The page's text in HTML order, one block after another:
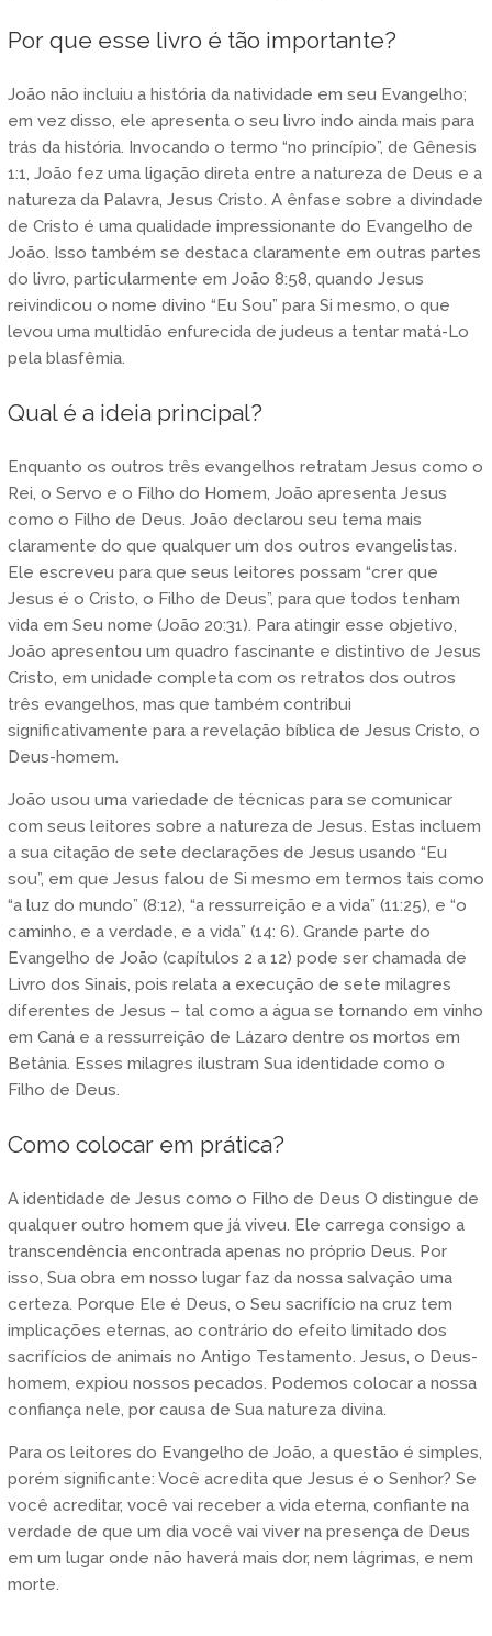
Por que esse livro é tão importante?
João não incluiu a história da natividade em seu Evangelho;
em vez disso, ele apresenta o seu livro indo ainda mais para
trás da história. Invocando o termo “no princípio”, de Gênesis
1:1, João fez uma ligação direta entre a natureza de Deus e a
natureza da Palavra, Jesus Cristo. A ênfase sobre a divindade
de Cristo é uma qualidade impressionante do Evangelho de
João. Isso também se destaca claramente em outras partes
do livro, particularmente em João 8:58, quando Jesus
reivindicou o nome divino “Eu Sou” para Si mesmo, o que
levou uma multidão enfurecida de judeus a tentar matá-Lo
pela blasfêmia.
Qual é a ideia principal?
Enquanto os outros três evangelhos retratam Jesus como o
Rei, o Servo e o Filho do Homem, João apresenta Jesus
como o Filho de Deus. João declarou seu tema mais
claramente do que qualquer um dos outros evangelistas.
Ele escreveu para que seus leitores possam “crer que
Jesus é o Cristo, o Filho de Deus”, para que todos tenham
vida em Seu nome (João 20:31). Para atingir esse objetivo,
João apresentou um quadro fascinante e distintivo de Jesus
Cristo, em unidade completa com os retratos dos outros
três evangelhos, mas que também contribui
significativamente para a revelação bíblica de Jesus Cristo, o
Deus-homem.
João usou uma variedade de técnicas para se comunicar
com seus leitores sobre a natureza de Jesus. Estas incluem
a sua citação de sete declarações de Jesus usando “Eu
sou”, em que Jesus falou de Si mesmo em termos tais como
“a luz do mundo” (8:12), “a ressurreição e a vida” (11:25), e “o
caminho, e a verdade, e a vida” (14: 6). Grande parte do
Evangelho de João (capítulos 2 a 12) pode ser chamada de
Livro dos Sinais, pois relata a execução de sete milagres
diferentes de Jesus – tal como a água se tornando em vinho
em Caná e a ressurreição de Lázaro dentre os mortos em
Betânia. Esses milagres ilustram Sua identidade como o
Filho de Deus.
Como colocar em prática?
A identidade de Jesus como o Filho de Deus O distingue de
qualquer outro homem que já viveu. Ele carrega consigo a
transcendência encontrada apenas no próprio Deus. Por
isso, Sua obra em nosso lugar faz da nossa salvação uma
certeza. Porque Ele é Deus, o Seu sacrifício na cruz tem
implicações eternas, ao contrário do efeito limitado dos
sacrifícios de animais no Antigo Testamento. Jesus, o Deus-
homem, expiou nossos pecados. Podemos colocar a nossa
confiança nele, por causa de Sua natureza divina.
Para os leitores do Evangelho de João, a questão é simples,
porém significante: Você acredita que Jesus é o Senhor? Se
você acreditar, você vai receber a vida eterna, confiante na
verdade de que um dia você vai viver na presença de Deus
em um lugar onde não haverá mais dor, nem lágrimas, e nem
morte.